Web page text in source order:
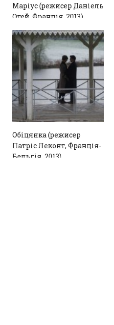
Маріус (режисер Даніель
Отей, Франція, 2013)
1
Обіцянка (режисер
Патріс Леконт, Франція-
Бельгія, 2013)